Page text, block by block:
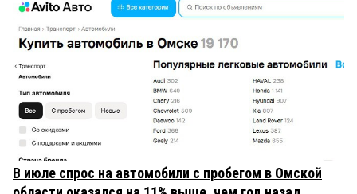
В июле спрос на автомобили с пробегом в Омской